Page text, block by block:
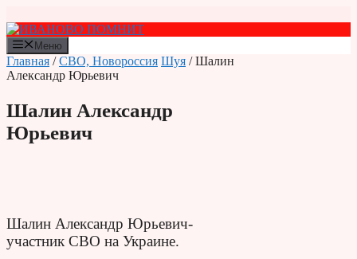
к
содержимому
Меню
Главная /СВО, Новороссия Шуя / Шалин
Александр Юрьевич
Шалин Александр
Юрьевич
Шалин Александр Юрьевич-
участник СВО на Украине.